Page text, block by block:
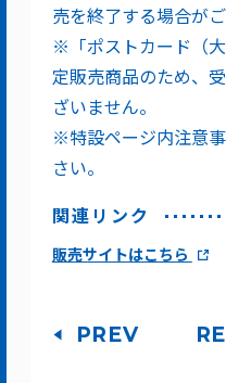
売を終了する場合がご
※「ポストカード（
定販売商品のため、
ざいません。
※特設ページ内注意
さい。
関連リンク
販売サイトはこちら
PREV